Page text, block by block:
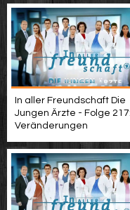
In aller Freundschaft Die
Jungen Ärzte - Folge 217:
Veränderungen